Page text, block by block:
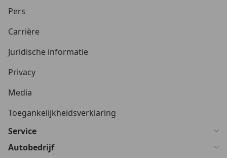
Pers
Carrière
Juridische informatie
Privacy
Media
Toegankelijkheidsverklaring
Service
Autobedrijf